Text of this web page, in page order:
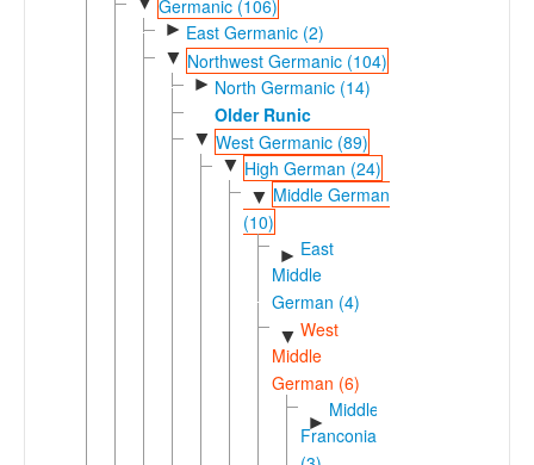
Germanic (106)
► East Germanic (2)
▼ Northwest Germanic (104)
► North Germanic (14)
Older Runic
▼ West Germanic (89)
▼ High German (24)
▼ Middle German
(10)
► East
Middle
German (4)
▼ West
Middle
German (6)
►
Middle
Franconian